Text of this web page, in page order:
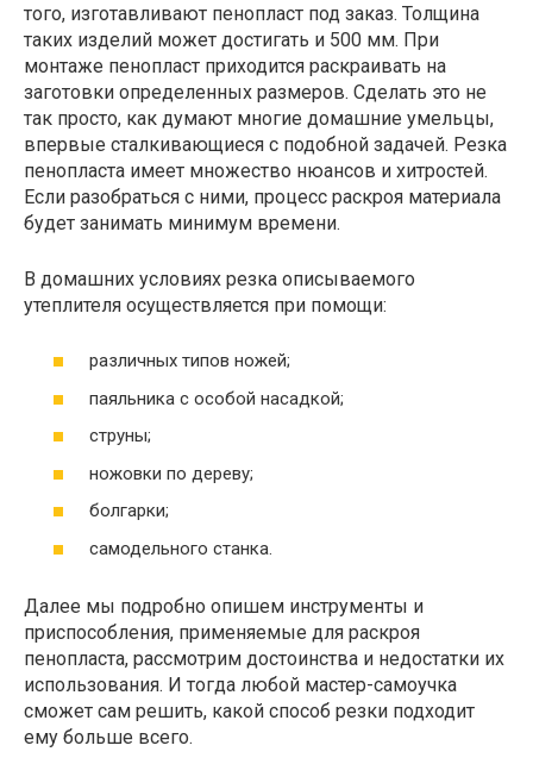
того, изготавливают пенопласт под заказ. Толщина
таких изделий может достигать и 500 мм. При
монтаже пенопласт приходится раскраивать на
заготовки определенных размеров. Сделать это не
так просто, как думают многие домашние умельцы,
впервые сталкивающиеся с подобной задачей. Резка
пенопласта имеет множество нюансов и хитростей.
Если разобраться с ними, процесс раскроя материала
будет занимать минимум времени.
В домашних условиях резка описываемого
утеплителя осуществляется при помощи:
различных типов ножей;
паяльника с особой насадкой;
струны;
ножовки по дереву;
болгарки;
самодельного станка.
Далее мы подробно опишем инструменты и
приспособления, применяемые для раскроя
пенопласта, рассмотрим достоинства и недостатки их
использования. И тогда любой мастер-самоучка
сможет сам решить, какой способ резки подходит
ему больше всего.